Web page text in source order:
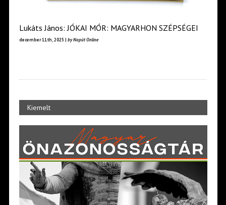
Lukáts János: JÓKAI MÓR: MAGYARHON SZÉPSÉGEI
december 11th, 2025 | by Napút Online
Kiemelt